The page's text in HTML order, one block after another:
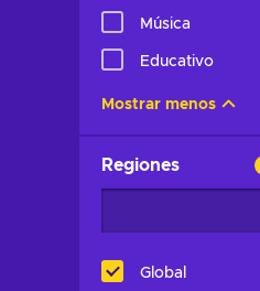
Música
Educativo
Mostrar menos
Regiones
Global